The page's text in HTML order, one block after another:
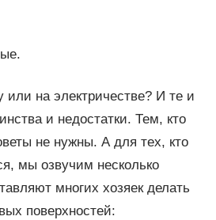
или на электричестве? И те и
и недостатки. Тем, кто
не нужны. А для тех, кто
мы озвучим несколько
многих хозяек делать
поверхностей: